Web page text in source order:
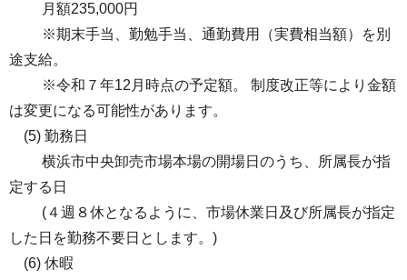
月額235,000円
※期末手当、勤勉手当、通勤費用（実費相当額）を別
途支給。
※令和７年12月時点の予定額。 制度改正等により金額
は変更になる可能性があります。
(5) 勤務日
横浜市中央卸売市場本場の開場日のうち、所属長が指
定する日
(４週８休となるように、市場休業日及び所属長が指定
した日を勤務不要日とします。)
(6) 休暇